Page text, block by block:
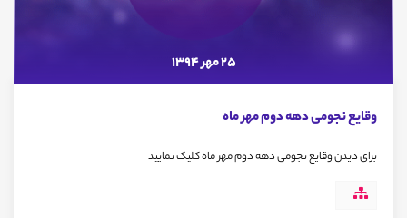
25 مهر 1394
وقایع نجومی دهه دوم مهر ماه
برای دیدن وقایع نجومی دهه دوم مهر ماه کلیک نمایید